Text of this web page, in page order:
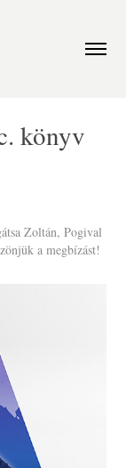
könyv
Zoltán, Pogival
a megbízást!